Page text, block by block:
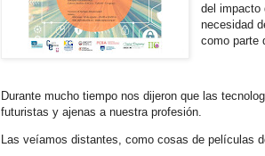
del impacto
necesidad
como parte
Durante mucho tiempo nos dijeron que las
futuristas y ajenas a nuestra profesión.
Las veíamos distantes, como cosas de películas